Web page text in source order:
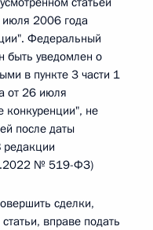
2006 года
Федеральный
быть уведомлен о
в пункте 3 части 1
от 26 июля
не
после даты
редакции
№ 519-ФЗ)
сделки,
вправе подать